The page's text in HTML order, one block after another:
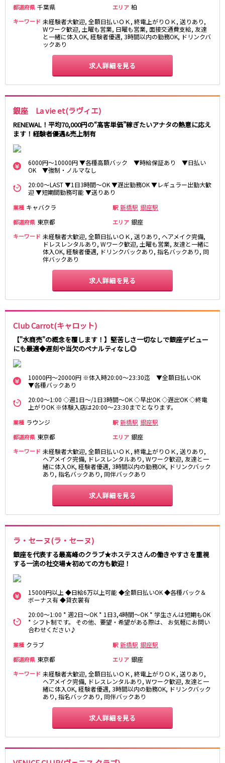
都道府県 千葉県 エリア 柏
キーワード 未経験者大歓迎, 全額日払いＯＫ, 終電上がりＯＫ, 送りあり,
Wワーク歓迎, 土曜も営業, 日曜も営業, 面接交通費支給, 友達
と一緒に体入OK, 経験者優遇, 3時間以内の勤務OK, ドリンクバ
ックあり
求人詳細を見る
銀座 La vie et(ラヴィエ)
RENEWAL！平均70,000円の“高客単価”稼ぎたいアナタの熱意に応え
ます！経験者優遇&売上制有
6000円～10000円 ▼各種高額バック ▼時給保証あり ▼日払い
OK ▼強制・ノルマなし
20:00～LAST ▼1日3時間～OK ▼遅出勤務OK ▼レギュラー出勤大歓
迎 ▼短期間勤務可能 ▼送りあり
業種 キャバクラ 駅 新橋駅 銀座駅
都道府県 東京都 エリア 銀座
キーワード 未経験者大歓迎, 全額日払いＯＫ, 送りあり, ヘアメイク完備,
ドレスレンタルあり, Wワーク歓迎, 土曜も営業, 友達と一緒に
体入OK, 経験者優遇, ドリンクバックあり, 指名バックあり, 同
伴バックあり
求人詳細を見る
Club Carrot(キャロット)
【"水商売"の概念を覆します！】堅苦しさ一切なしで銀座デビュー
にも最適◆遅刻や当欠のペナルティなし◎
10000円～20000円 ※体入時20:00～23:30迄 ▼全額日払いOK
▼各種バックあり
20:00～1:00 ◇週1日～/1日3時間～OK ◇早出OK ◇遅出OK ◇終電
上がりOK ※体験入店は20:00～23:30までとなります。
業種 ラウンジ 駅 新橋駅 銀座駅
都道府県 東京都 エリア 銀座
キーワード 未経験者大歓迎, 全額日払いＯＫ, 終電上がりＯＫ, 送りあり,
ヘアメイク完備, ドレスレンタルあり, Wワーク歓迎, 友達と一
緒に体入OK, 経験者優遇, 3時間以内の勤務OK, ドリンクバック
あり, 指名バックあり, 同伴バックあり
求人詳細を見る
ラ・セーヌ(ラ・セーヌ)
銀座を代表する最高峰のクラブ★ホステスさんの働きやすさを重視
する一流の社交場★初めての方も歓迎！
15000円以上 ◆日給6万以上可能 ◆全額日払いOK ◆各種バック＆
ボーナス有 ◆貸衣裳有
20:00～1:00 * 週2日～OK * 1日3,4時間～OK * 学生さんは短期もOK
* シフト制です。 その他、要望・希望がある際は、 お気軽にお問い
合わせください♪
業種 クラブ 駅 新橋駅 銀座駅
都道府県 東京都 エリア 銀座
キーワード 未経験者大歓迎, 全額日払いＯＫ, 終電上がりＯＫ, 送りあり,
ヘアメイク完備, ドレスレンタルあり, Wワーク歓迎, 友達と一
緒に体入OK, 経験者優遇, 3時間以内の勤務OK, ドリンクバック
あり, 指名バックあり, 同伴バックあり
求人詳細を見る
志木
南越谷
川口
浦和・北浦和
久喜
春日部
南浦和
飯能・狭山
深谷
坂戸・東松山
千葉県
柏
市川・浦安
市原・木更津・君津
松戸
八千代台・勝田台
東金・茂原・長生
栃木県
小山
土浦
水戸
つくば
茨城県南
日立
神栖・鹿嶋
勝田
群馬県
高崎
前橋・伊勢崎
該当求人 0件 選択した内容で設定
国立駅
豊田駅
西国分寺駅
高尾駅
JR山手線
新橋駅
池袋駅
上野駅
神田駅
五反田駅
駒込駅
高田馬場駅
巣鴨駅
西日暮里駅
新大久保駅
目黒駅
有楽町駅
目白駅
原宿駅
東京メトロ丸ノ内線
池袋駅
新宿三丁目駅
新高円寺駅
南阿佐ケ谷駅
淡路町駅
四ツ谷駅
四谷三丁目駅
JR京浜東北線
上野駅
大宮駅
横浜駅
蒲田駅
秋葉原駅
神田駅
蕨駅
南浦和駅
浦和駅
大船駅
川口駅
日暮里駅
北浦和駅
大井町駅
東十条駅
都営浅草線
東京メトロ銀座線
新橋駅
銀座駅
上野駅
上野広小路駅
田原町駅
末広町駅
表参道駅
外苑前駅
所沢駅
東村山駅
久米川駅
新所沢駅